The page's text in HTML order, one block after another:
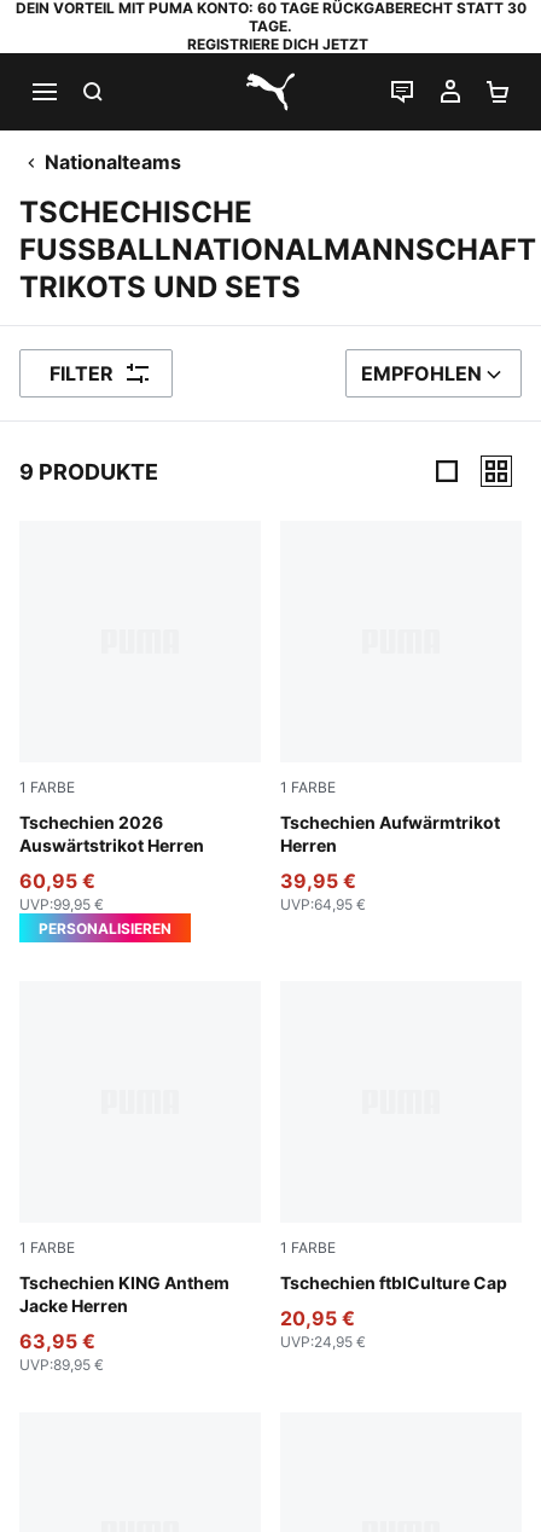
DEIN VORTEIL MIT PUMA KONTO: 60 TAGE RÜCKGABERECHT STATT 30
TAGE.
REGISTRIERE DICH JETZT
PUMA.com
LIVE-CHAT
MEIN
Nationalteams
TSCHECHISCHE
FUSSBALLNATIONALMANNSCHAFT
TRIKOTS UND SETS
FILTER SORTIEREN NACH
EMPFOHLEN
9 PRODUKTE
1 FARBE
Tschechien 2026
Auswärtstrikot Herren
PUMA White-Matte Gold
60,95 €
UVP:99,95 €
PERSONALISIEREN
1 FARBE
Tschechien Aufwärmtrikot
Herren
Dark Cherry-PUMA Navy
39,95 €
UVP:64,95 €
1 FARBE
Tschechien KING Anthem
Jacke Herren
PUMA Navy
63,95 €
UVP:89,95 €
1 FARBE
Tschechien ftblCulture Cap
PUMA Navy
20,95 €
UVP:24,95 €